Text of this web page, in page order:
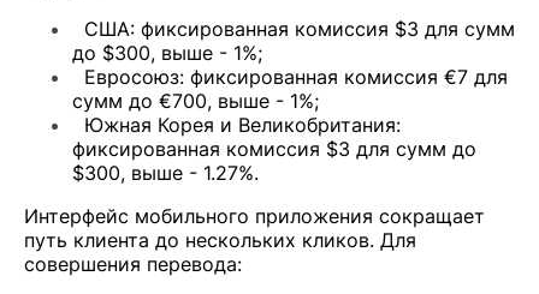
США: фиксированная комиссия $3 для сумм
до $300, выше - 1%;
Евросоюз: фиксированная комиссия €7 для
сумм до €700, выше - 1%;
Южная Корея и Великобритания:
фиксированная комиссия $3 для сумм до
$300, выше - 1.27%.
Интерфейс мобильного приложения сокращает
путь клиента до нескольких кликов. Для
совершения перевода: